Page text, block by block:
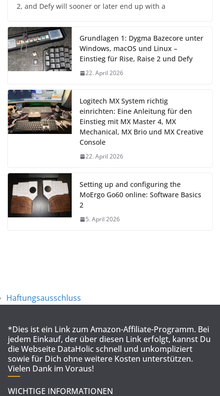
2, and Defy will sooner or later end up with a
Grundlagen 1: Dygma Bazecore unter
Windows, macOS und Linux –
Einstieg für Rise, Raise 2 und Defy
22. April 2026
Logitech MX System richtig
einrichten: Eine Anleitung für den
Einstieg mit MX Master 4, MX
Mechanical, MX Brio und MX Creative
Console
22. April 2026
Setting up and configuring the
MoErgo Go60 online: Software Basics
2
5. April 2026
Haftungsausschluss
*Dies ist ein Link zum Amazon-Affiliate-Programm. Bei
jedem Einkauf, der über diesen Link erfolgt, kannst Du
die Webseite DataHolic schnell und unkompliziert
sowie für Dich ohne weitere Kosten unterstützen.
Vielen Dank im Voraus!
WICHTIGE INFORMATIONEN